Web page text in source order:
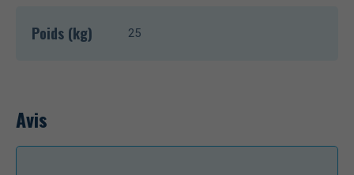
Poids (kg) 25
Avis